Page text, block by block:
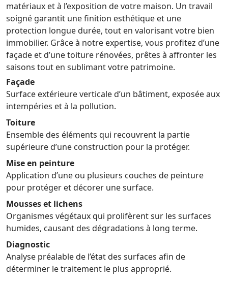
matériaux et à l’exposition de votre maison. Un travail
soigné garantit une finition esthétique et une
protection longue durée, tout en valorisant votre bien
immobilier. Grâce à notre expertise, vous profitez d’une
façade et d’une toiture rénovées, prêtes à affronter les
saisons tout en sublimant votre patrimoine.
Façade
Surface extérieure verticale d’un bâtiment, exposée aux
intempéries et à la pollution.
Toiture
Ensemble des éléments qui recouvrent la partie
supérieure d’une construction pour la protéger.
Mise en peinture
Application d’une ou plusieurs couches de peinture
pour protéger et décorer une surface.
Mousses et lichens
Organismes végétaux qui prolifèrent sur les surfaces
humides, causant des dégradations à long terme.
Diagnostic
Analyse préalable de l’état des surfaces afin de
déterminer le traitement le plus approprié.